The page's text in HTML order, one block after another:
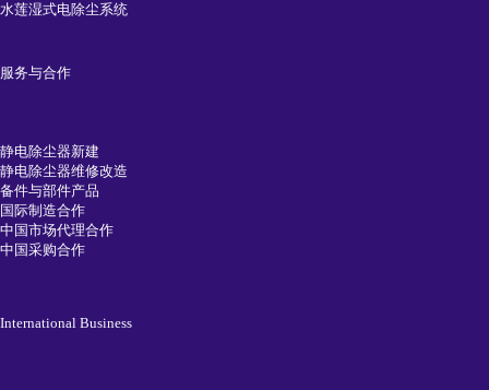
水莲湿式电除尘系统
服务与合作
静电除尘器新建
静电除尘器维修改造
备件与部件产品
国际制造合作
中国市场代理合作
中国采购合作
International Business